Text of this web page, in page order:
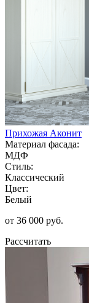
Прихожая Аконит
Материал фасада:
МДФ
Стиль:
Классический
Цвет:
Белый
от 36 000 руб.
Рассчитать